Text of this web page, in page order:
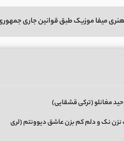
میفا موزیک طبق قوانین جاری
مغانلو (ترکی قشقایی)
نک و دلم کم بزن عاشق دیوونتم (لری